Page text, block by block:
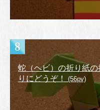
蛇（ヘビ）の折り紙
りにどうぞ！
(56pv)